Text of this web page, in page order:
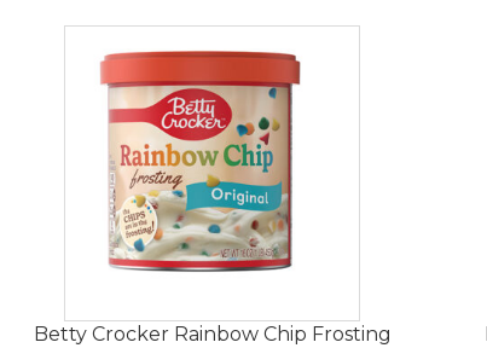
Betty Crocker Rainbow Chip Frosting